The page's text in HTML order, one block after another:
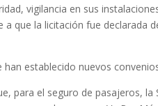
vigilancia en sus
a que la licitación fue declarada
establecido nuevos
para el seguro de pasajeros,